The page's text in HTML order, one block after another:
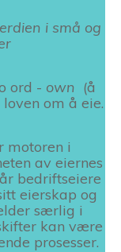
i små og
ord - own (å
om å eie.
motoren i
av eiernes
bedriftseiere
eierskap og
særlig i
kan være
prosesser.